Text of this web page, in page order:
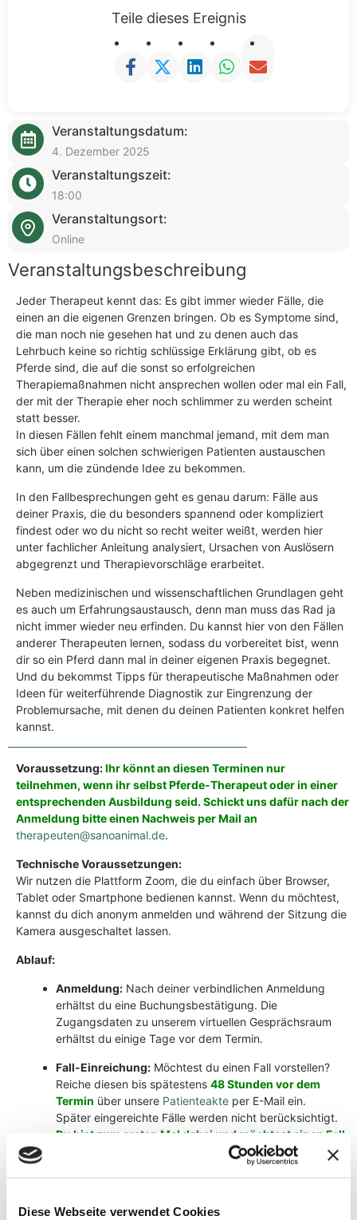
Diese Webseite verwendet Cookies
Teile dieses Ereignis
Veranstaltungsdatum:
4. Dezember 2025
Veranstaltungszeit:
18:00
Veranstaltungsort:
Online
Veranstaltungsbeschreibung
Jeder Therapeut kennt das: Es gibt immer wieder Fälle, die
einen an die eigenen Grenzen bringen. Ob es Symptome sind,
die man noch nie gesehen hat und zu denen auch das
Lehrbuch keine so richtig schlüssige Erklärung gibt, ob es
Pferde sind, die auf die sonst so erfolgreichen
Therapiemaßnahmen nicht ansprechen wollen oder mal ein Fall,
der mit der Therapie eher noch schlimmer zu werden scheint
statt besser.
In diesen Fällen fehlt einem manchmal jemand, mit dem man
sich über einen solchen schwierigen Patienten austauschen
kann, um die zündende Idee zu bekommen.
In den Fallbesprechungen geht es genau darum: Fälle aus
deiner Praxis, die du besonders spannend oder kompliziert
findest oder wo du nicht so recht weiter weißt, werden hier
unter fachlicher Anleitung analysiert, Ursachen von Auslösern
abgegrenzt und Therapievorschläge erarbeitet.
Neben medizinischen und wissenschaftlichen Grundlagen geht
es auch um Erfahrungsaustausch, denn man muss das Rad ja
nicht immer wieder neu erfinden. Du kannst hier von den Fällen
anderer Therapeuten lernen, sodass du vorbereitet bist, wenn
dir so ein Pferd dann mal in deiner eigenen Praxis begegnet.
Und du bekommst Tipps für therapeutische Maßnahmen oder
Ideen für weiterführende Diagnostik zur Eingrenzung der
Problemursache, mit denen du deinen Patienten konkret helfen
kannst.
Voraussetzung:Ihr könnt an diesen Terminen nur
teilnehmen, wenn ihr selbst Pferde-Therapeut oder in einer
entsprechenden Ausbildung seid. Schickt uns dafür nach der
Anmeldung bitte einen Nachweis per Mail an
therapeuten@sanoanimal.de.
Technische Voraussetzungen:
Wir nutzen die Plattform Zoom, die du einfach über Browser,
Tablet oder Smartphone bedienen kannst. Wenn du möchtest,
kannst du dich anonym anmelden und während der Sitzung die
Kamera ausgeschaltet lassen.
Ablauf:
Anmeldung: Nach deiner verbindlichen Anmeldung
erhältst du eine Buchungsbestätigung. Die
Zugangsdaten zu unserem virtuellen Gesprächsraum
erhältst du einige Tage vor dem Termin.
Fall-Einreichung: Möchtest du einen Fall vorstellen?
Reiche diesen bis spätestens 48 Stunden vor dem
Termin über unsere Patienteakte per E-Mail ein.
Später eingereichte Fälle werden nicht berücksichtigt.
Du bist zum ersten Mal dabei und möchtest einen Fall
Schick uns bitte eine E-Mail an
und wir lassen dir eine